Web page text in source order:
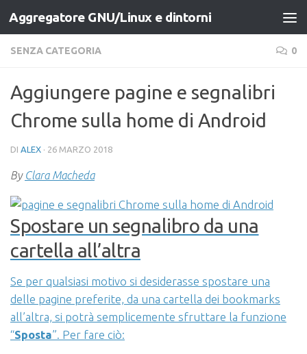
Salta al contenuto
Aggregatore GNU/Linux e dintorni
SENZA CATEGORIA 0
Aggiungere pagine e segnalibri
Chrome sulla home di Android
DI ALEX · 26 MARZO 2018
By Clara Macheda
Spostare un segnalibro da una
cartella all’altra
Se per qualsiasi motivo si desiderasse spostare una
delle pagine preferite, da una cartella dei bookmarks
all’altra, si potrà semplicemente sfruttare la funzione
“Sposta”. Per fare ciò: